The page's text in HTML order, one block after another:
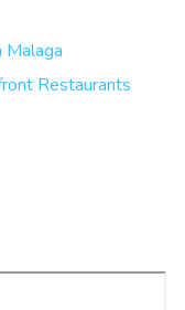
Malaga
Restaurants